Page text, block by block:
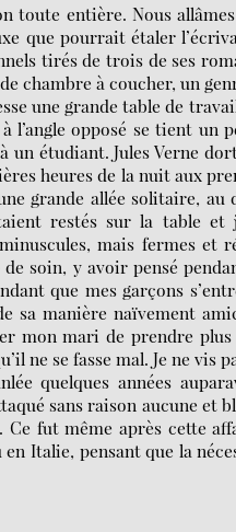
toute entière. Nous
que pourrait étaler
tirés de trois de ses
chambre à coucher, un
une grande table de
l’angle opposé se tient
étudiant. Jules Verne
heures de la nuit aux
grande allée solitaire, au
restés sur la table
mais fermes et
soin, y avoir pensé
que mes garçons
manière naïvement
mon mari de prendre
ne se fasse mal. Je ne vis
quelques années
sans raison aucune et
Ce fut même après cette
Italie, pensant que la